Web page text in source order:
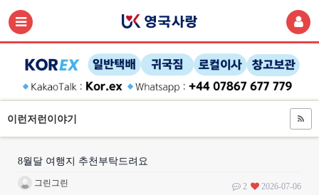
이런저런이야기
8월달 여행지 추천부탁드려요
그린그린 2 2026-07-06